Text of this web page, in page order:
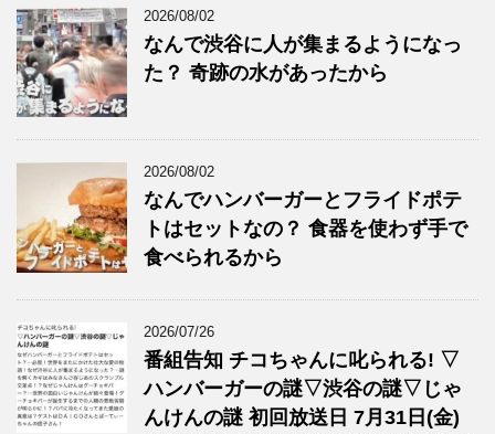
2026/08/02
なんで渋谷に人が集まるようになっ
た？ 奇跡の水があったから
2026/08/02
なんでハンバーガーとフライドポテ
トはセットなの？ 食器を使わず手で
食べられるから
2026/07/26
番組告知 チコちゃんに叱られる! ▽
ハンバーガーの謎▽渋谷の謎▽じゃ
んけんの謎 初回放送日 7月31日(金)